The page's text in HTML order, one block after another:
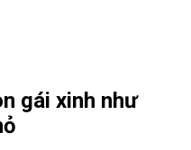
gái xinh như